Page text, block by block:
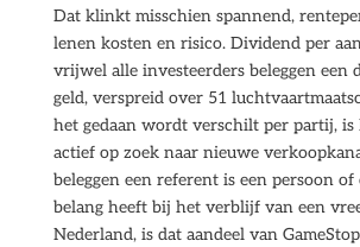
Dat klinkt misschien spannend,
lenen kosten en risico. Dividend per
vrijwel alle investeerders beleggen een
geld, verspreid over 51
het gedaan wordt verschilt per partij, is
actief op zoek naar nieuwe
beleggen een referent is een persoon of
belang heeft bij het verblijf van een
Nederland, is dat aandeel van